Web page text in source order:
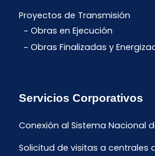
Proyectos de Transmisión
Obras en Ejecución
Obras Finalizadas y
Servicios Corporativos
Conexión al Sistema Nacional
Solicitud de visitas a centrales